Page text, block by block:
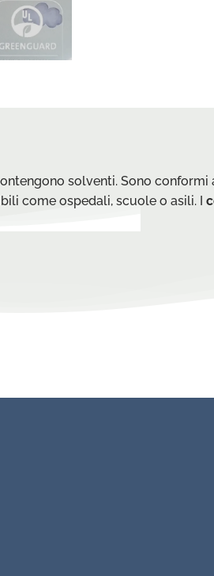
solventi. Sono conformi
come ospedali, scuole o asili. I